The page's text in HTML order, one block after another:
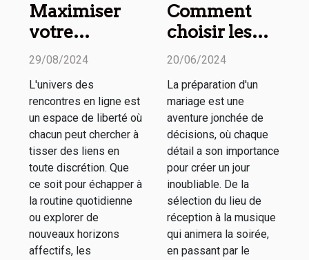
Maximiser
votre
expérience
de
rencontres
discrètes
29/08/2024
L'univers des
rencontres en ligne est
un espace de liberté où
chacun peut chercher à
tisser des liens en
toute discrétion. Que
ce soit pour échapper à
la routine quotidienne
ou explorer de
nouveaux horizons
affectifs, les
Comment
choisir les
meilleurs
pour chaque
aspect de
votre
mariage
20/06/2024
La préparation d'un
mariage est une
aventure jonchée de
décisions, où chaque
détail a son importance
pour créer un jour
inoubliable. De la
sélection du lieu de
réception à la musique
qui animera la soirée,
en passant par le